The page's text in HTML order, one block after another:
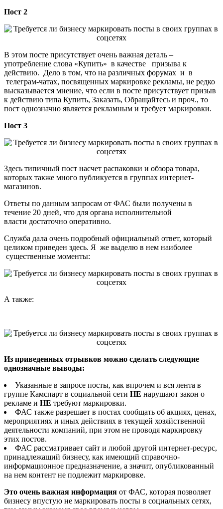
Пост 2
В этом посте присутствует очень важная деталь –
употребление слова «Купить» в качестве призыва к
действию. Дело в том, что на различных форумах и в
телеграм-чатах, посвященных маркировке рекламы, не редко
высказывается мнение, что если в посте присутствует призыв
к действию типа Купить, Заказать, Обращайтесь и проч., то
пост однозначно является рекламным и требует маркировки.
Пост 3
Здесь типичный пост насчет распаковки и обзора товара,
которых также много публикуется в группах интернет-
магазинов.
Ответы по данным запросам от ФАС были получены в
течение 20 дней, что для органа исполнительной
власти достаточно оперативно.
Служба дала очень подробный официальный ответ, который
целиком приведен здесь. Я же выделю в нем наиболее
существенные моменты:
А также:
Из приведенных отрывков можно сделать следующие
однозначные выводы:
Указанные в запросе посты, как впрочем и вся лента в
группе Камспарт в социальной сети НЕ нарушают закон о
рекламе и НЕ требуют маркировки.
ФАС также разрешает в постах сообщать об акциях, ценах,
мероприятиях и иных действиях в текущей хозяйственной
деятельности компаний, при этом не проводя маркировку
этих постов.
ФАС рассматривает сайт и любой другой интернет-ресурс,
принадлежащий бизнесу, как имеющий справочно-
информационное предназначение, а значит, опубликованный
на нем контент не подлежит маркировке.
Это очень важная информация от ФАС, которая позволяет
бизнесу впустую не маркировать посты в социальных сетях,